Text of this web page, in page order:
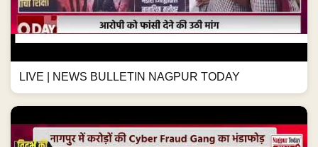
LIVE | NEWS BULLETIN NAGPUR TODAY